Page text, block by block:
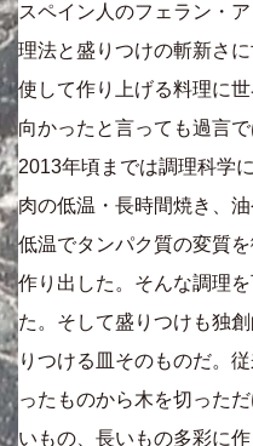
スペイン人のフェラン・
理法と盛りつけの斬新さ
使して作り上げる料理に
向かったと言っても過言で
2013年頃までは調理科学
肉の低温・長時間焼き、
低温でタンパク質の変質
作り出した。そんな調理
た。そして盛りつけも独
りつける皿そのものだ。
ったものから木を切った
いもの、長いもの多彩に作